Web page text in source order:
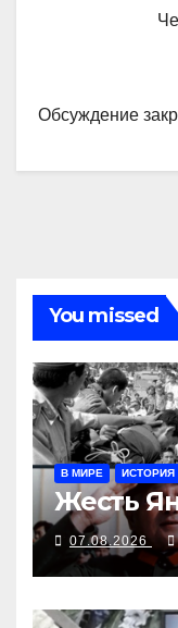
Обсуждение
You missed
В МИРЕ ИСТОРИЯ
Жесть
07.08.2026